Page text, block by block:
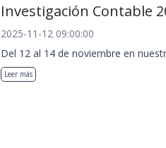
Investigación Contable
2025-11-12 09:00:00
Del 12 al 14 de noviembre en
Leer más